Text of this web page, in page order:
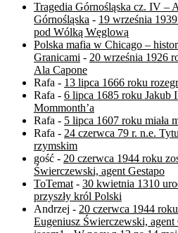
Tragedia Górnośląska cz. IV –
Górnośląska - 19 września
pod Wólką Węglową
Polska mafia w Chicago –
Granicami - 20 września 1926
Ala Capone
Rafa - 13 lipca 1666 roku
Rafa - 6 lipca 1685 roku Jakub
Mommonth’a
Rafa - 5 lipca 1607 roku miała
Rafa - 24 czerwca 79 r. n.e.
rzymskim
gość - 20 czerwca 1944 roku
Świerczewski, agent Gestapo
ToTemat - 30 kwietnia 1310
przyszły król Polski
Andrzej - 20 czerwca 1944
Eugeniusz Świerczewski, agent